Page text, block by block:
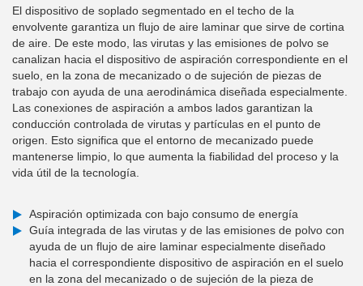
El dispositivo de soplado segmentado en el techo de la
envolvente garantiza un flujo de aire laminar que sirve de cortina
de aire. De este modo, las virutas y las emisiones de polvo se
canalizan hacia el dispositivo de aspiración correspondiente en el
suelo, en la zona de mecanizado o de sujeción de piezas de
trabajo con ayuda de una aerodinámica diseñada especialmente.
Las conexiones de aspiración a ambos lados garantizan la
conducción controlada de virutas y partículas en el punto de
origen. Esto significa que el entorno de mecanizado puede
mantenerse limpio, lo que aumenta la fiabilidad del proceso y la
vida útil de la tecnología.
Aspiración optimizada con bajo consumo de energía
Guía integrada de las virutas y de las emisiones de polvo con
ayuda de un flujo de aire laminar especialmente diseñado
hacia el correspondiente dispositivo de aspiración en el suelo
en la zona del mecanizado o de sujeción de la pieza de